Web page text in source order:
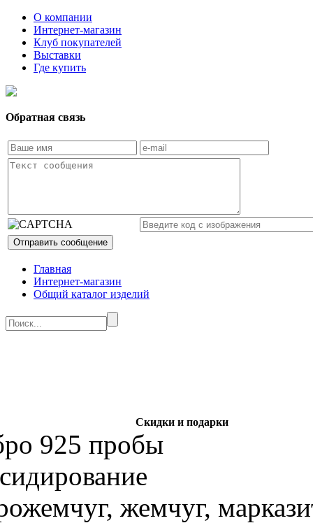
О компании
Интернет-магазин
Клуб покупателей
Выставки
Где купить
Обратная связь
Главная
Интернет-магазин
Общий каталог изделий
Скидки и подарки
925 пробы
жемчуг,